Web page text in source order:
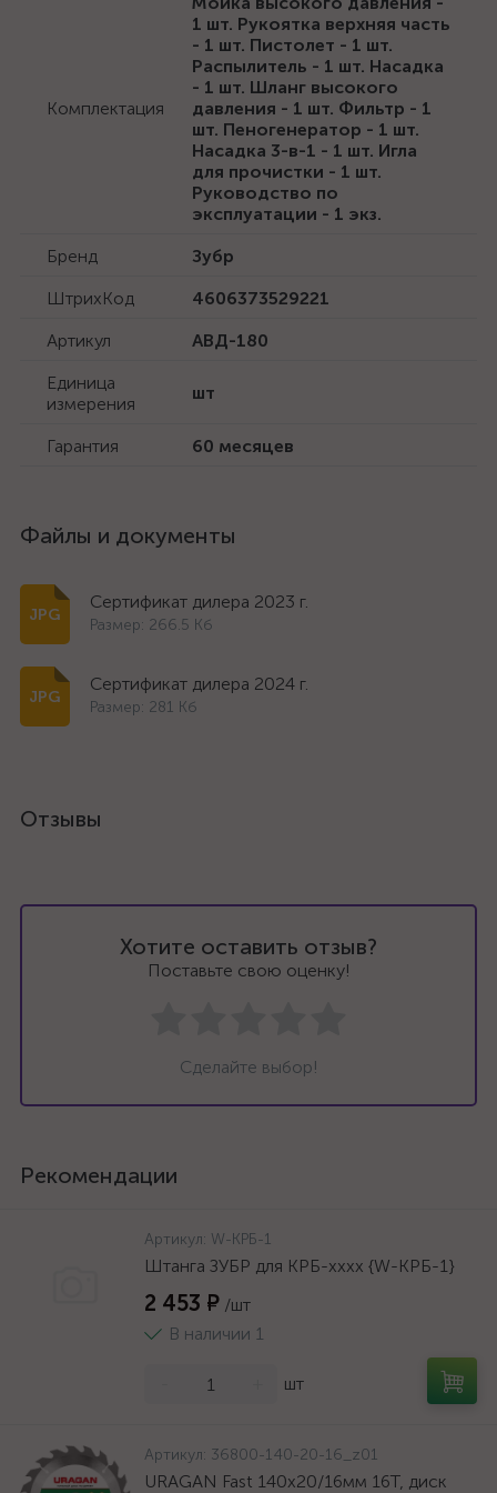
Комплектация
1 шт. Рукоятка верхняя часть
- 1 шт. Пистолет - 1 шт.
Распылитель - 1 шт. Насадка
- 1 шт. Шланг высокого
давления - 1 шт. Фильтр - 1
шт. Пеногенератор - 1 шт.
Насадка 3-в-1 - 1 шт. Игла
для прочистки - 1 шт.
Руководство по
эксплуатации - 1 экз.
Бренд
Зубр
ШтрихКод
4606373529221
Артикул
АВД-180
Единица
измерения
шт
Гарантия 60 месяцев
Файлы и документы
Сертификат дилера 2023 г.
Размер: 266.5 Кб
Сертификат дилера 2024 г.
Размер: 281 Кб
Отзывы
Хотите оставить отзыв?
Поставьте свою оценку!
Сделайте выбор!
Рекомендации
Артикул: W-КРБ-1
Штанга ЗУБР для КРБ-хххх {W-КРБ-1}
2 453 ₽ /шт
В наличии 1
шт
Артикул: 36800-140-20-16_z01
URAGAN Fast 140x20/16мм 16Т, диск